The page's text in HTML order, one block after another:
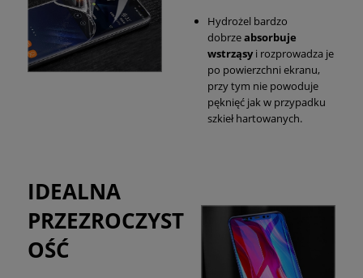
Hydrożel bardzo
dobrzeabsorbuje
wstrząsyi rozprowadza je
po powierzchni ekranu,
przy tym nie powoduje
pęknięć jak w przypadku
szkieł hartowanych.
IDEALNA
PRZEZROCZYST
OŚĆ